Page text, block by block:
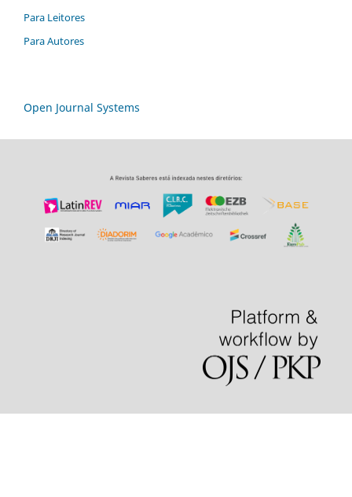
Para Leitores
Para Autores
Open Journal Systems